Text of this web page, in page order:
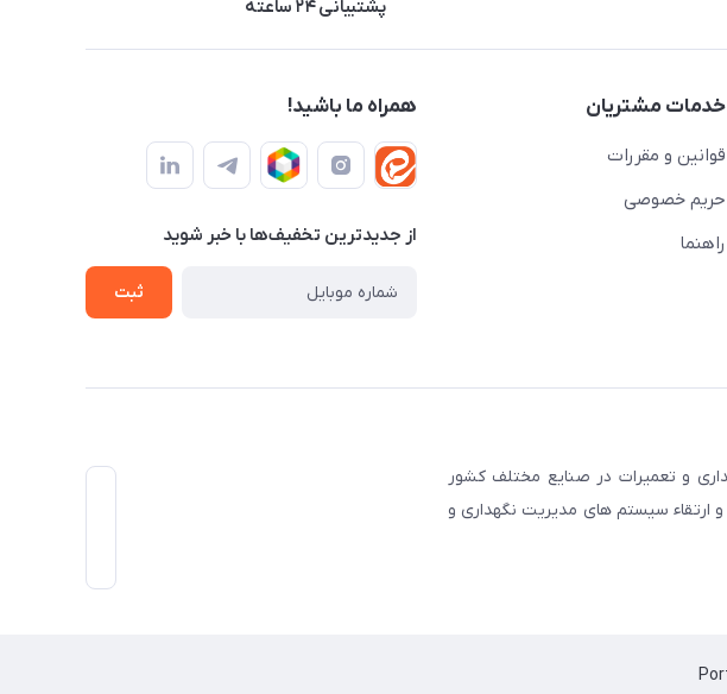
پشتیبانی ۲۴ ساعته
خدمات مشتریان
قوانین و مقررات
حریم خصوصی
راهنما
همراه ما باشید!
از جدید‌ترین تخفیف‌ها با‌ خبر شوید
ثبت
توسعه فرهنگ نگهداری و تعمیرات در صنایع مختلف کشور
ارتقاء سیستم های مدیریت نگهداری و